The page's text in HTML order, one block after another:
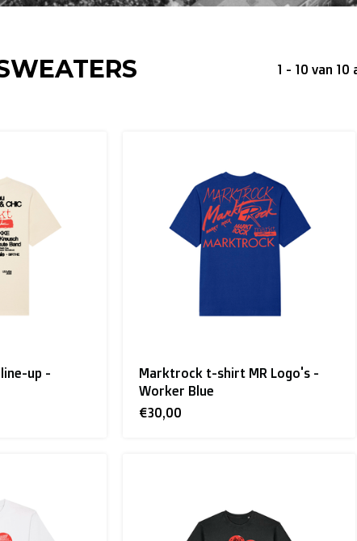
1 - 10 van
up -
Marktrock t-shirt MR Logo's -
Worker Blue
€30,00